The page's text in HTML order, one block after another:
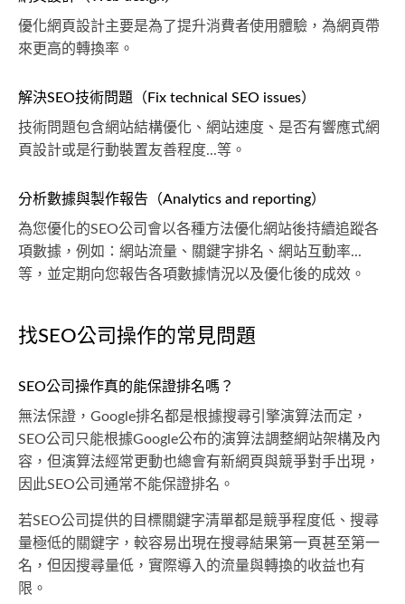
優化網頁設計主要是為了提升消費者使用體驗，為網頁帶
來更高的轉換率。
解決SEO技術問題（Fix technical SEO issues）
技術問題包含網站結構優化、網站速度、是否有響應式網
頁設計或是行動裝置友善程度...等。
分析數據與製作報告（Analytics and reporting）
為您優化的SEO公司會以各種方法優化網站後持續追蹤各
項數據，例如：網站流量、關鍵字排名、網站互動率...
等，並定期向您報告各項數據情況以及優化後的成效。
找SEO公司操作的常見問題
SEO公司操作真的能保證排名嗎？
無法保證，Google排名都是根據搜尋引擎演算法而定，
SEO公司只能根據Google公布的演算法調整網站架構及內
容，但演算法經常更動也總會有新網頁與競爭對手出現，
因此SEO公司通常不能保證排名。
若SEO公司提供的目標關鍵字清單都是競爭程度低、搜尋
量極低的關鍵字，較容易出現在搜尋結果第一頁甚至第一
名，但因搜尋量低，實際導入的流量與轉換的收益也有
限。